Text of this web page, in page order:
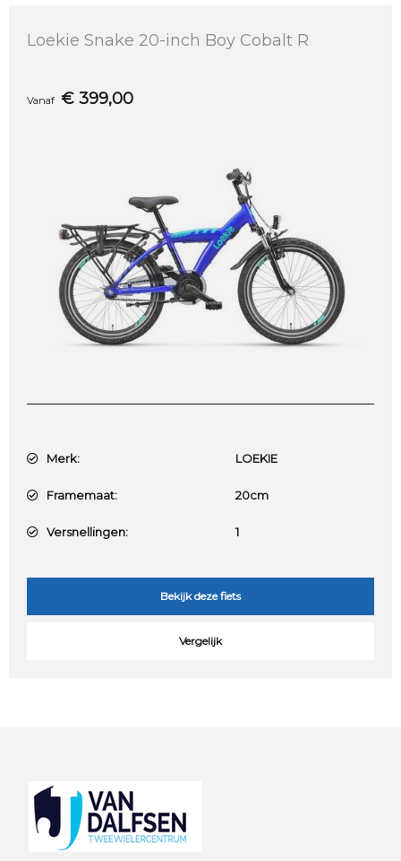
Loekie Snake 20-inch Boy Cobalt R
Vanaf € 399,00
Merk: LOEKIE
Framemaat: 20cm
Versnellingen: 1
Bekijk deze fiets
Vergelijk
Footer